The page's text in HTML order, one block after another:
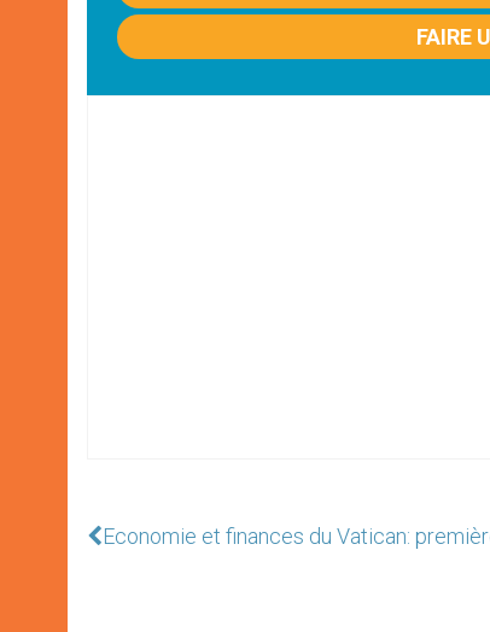
FAIRE
Economie et finances du Vatican: